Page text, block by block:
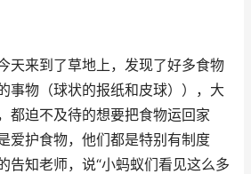
天来到了草地上，发现了好多食物
事物（球状的报纸和皮球）），大
都迫不及待的想要把食物运回家
爱护食物，他们都是特别有制度
告知老师，说“小蚂蚁们看见这么多